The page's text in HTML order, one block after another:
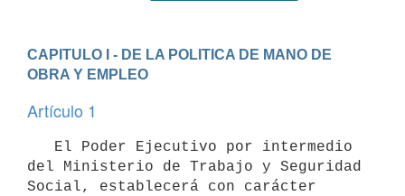
CAPITULO I - DE LA POLITICA DE MANO DE
OBRA Y EMPLEO
Artículo 1
del Ministerio de Trabajo y Seguridad
Social, establecerá con carácter